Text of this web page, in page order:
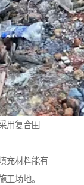
用复合围
充材料能有
工场地。